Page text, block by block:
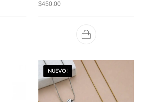
$450.00
NUEVO!